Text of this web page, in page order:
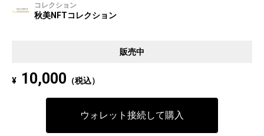
展覧会「アートサイト名古屋城 2024」（主催：名古屋市）で発表した作品
を補完するかたちで、本記録を公開した。
コレクション
秋美NFTコレクション
販売中
¥ 10,000 （税込）
ウォレット接続して購入